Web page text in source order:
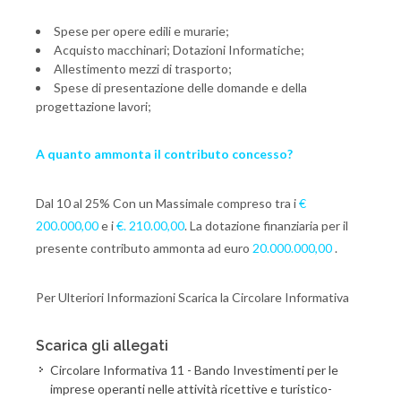
Spese per opere edili e murarie;
Acquisto macchinari; Dotazioni Informatiche;
Allestimento mezzi di trasporto;
Spese di presentazione delle domande e della
progettazione lavori;
A quanto ammonta il contributo concesso?
Dal 10 al 25% Con un Massimale compreso tra i€
200.000,00e i€. 210.00,00. La dotazione finanziaria per il
presente contributo ammonta ad euro 20.000.000,00.
Per Ulteriori Informazioni Scarica la Circolare Informativa
Scarica gli allegati
Circolare Informativa 11 - Bando Investimenti per le
imprese operanti nelle attività ricettive e turistico-